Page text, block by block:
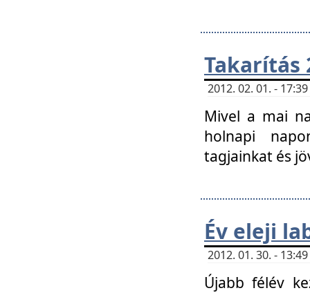
Takarítás
2012. 02. 01. -
Mivel a mai
holnapi
tagjainkat és
Év eleji
2012. 01. 30. -
Újabb félév